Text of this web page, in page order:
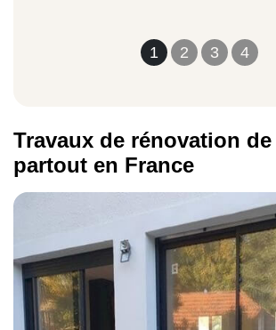
1 2 3 4
Travaux de rénovation
partout en France